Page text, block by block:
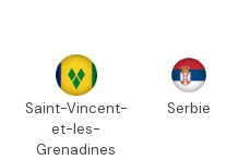
Saint-Vincent-
et-les-
Grenadines
Serbie